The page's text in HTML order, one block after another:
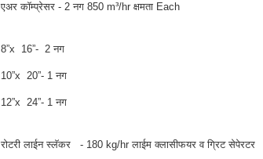
एअर कॉम्प्रेसर - 2 नग 850 m³/hr क्षमता Each
8”x 16”- 2 नग
10”x 20”- 1 नग
12”x 24”- 1 नग
रोटरी लाईन स्लॅकर - 180 kg/hr लाईम क्लासीफयर व ग्रिट सेपेरटर